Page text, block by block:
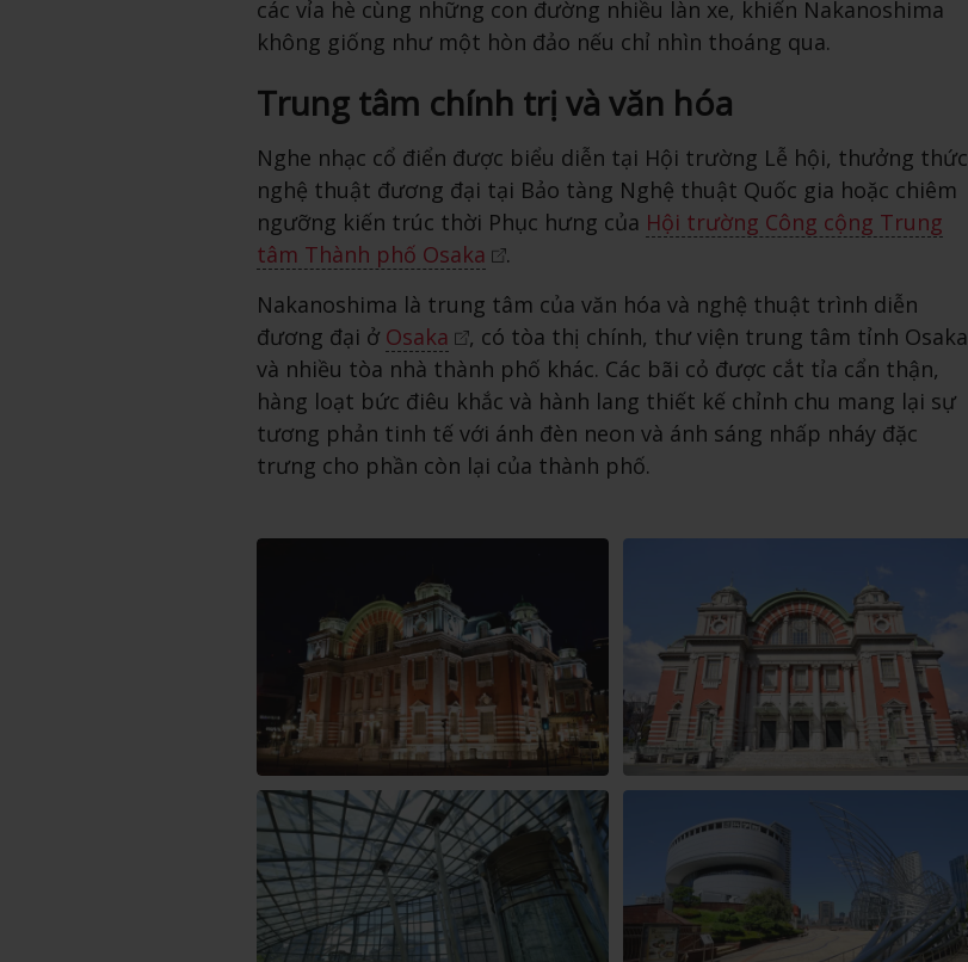
các vỉa hè cùng những con đường nhiều làn xe, khiến Nakanoshima
không giống như một hòn đảo nếu chỉ nhìn thoáng qua.
Trung tâm chính trị và văn hóa
Nghe nhạc cổ điển được biểu diễn tại Hội trường Lễ hội, thưởng thức
nghệ thuật đương đại tại Bảo tàng Nghệ thuật Quốc gia hoặc chiêm
ngưỡng kiến trúc thời Phục hưng của Hội trường Công cộng Trung
tâm Thành phố Osaka
.
Nakanoshima là trung tâm của văn hóa và nghệ thuật trình diễn
đương đại ở Osaka
, có tòa thị chính, thư viện trung tâm tỉnh Osaka
và nhiều tòa nhà thành phố khác. Các bãi cỏ được cắt tỉa cẩn thận,
hàng loạt bức điêu khắc và hành lang thiết kế chỉnh chu mang lại sự
tương phản tinh tế với ánh đèn neon và ánh sáng nhấp nháy đặc
trưng cho phần còn lại của thành phố.